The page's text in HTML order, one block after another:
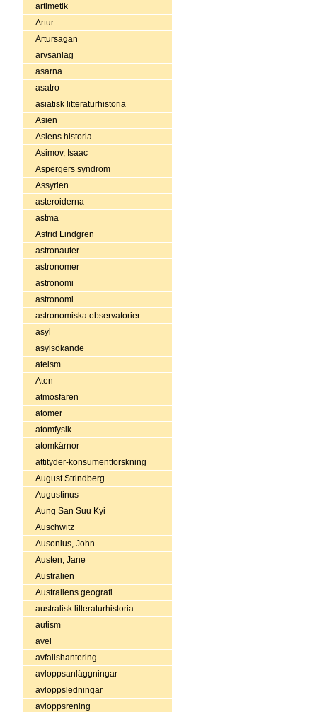
artimetik
Artur
Artursagan
arvsanlag
asarna
asatro
asiatisk litteraturhistoria
Asien
Asiens historia
Asimov, Isaac
Aspergers syndrom
Assyrien
asteroiderna
astma
Astrid Lindgren
astronauter
astronomer
astronomi
astronomi
astronomiska observatorier
asyl
asylsökande
ateism
Aten
atmosfären
atomer
atomfysik
atomkärnor
attityder-konsumentforskning
August Strindberg
Augustinus
Aung San Suu Kyi
Auschwitz
Ausonius, John
Austen, Jane
Australien
Australiens geografi
australisk litteraturhistoria
autism
avel
avfallshantering
avloppsanläggningar
avloppsledningar
avloppsrening